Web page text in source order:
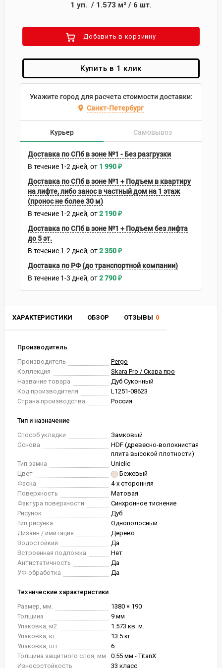
ХАРАКТЕРИСТИКИ ОБЗОР ОТЗЫВЫ 0
Производитель
Производитель
Pergo
Коллекция
Skara Pro / Скара про
Название товара
Дуб Суконный
Код производителя
L1251-08623
Страна производства
Россия
Тип и назначение
Способ укладки
Замковый
Основа
HDF (древесно-волокнистая
плита высокой плотности)
Тип замка
Uniclic
Цвет
Бежевый
Фаска
4-х сторонняя
Поверхность
Матовая
Фактура поверхности
Синхронное тиснение
Рисунок
Дуб
Тип рисунка
Однополосный
Дизайн / имитация
Дерево
Водостойкий
Да
Встроенная подложка
Нет
Антистатичность
Да
УФ-обработка
Да
Технические характеристики
Размер, мм.
1380 × 190
Толщина
9 мм
Упаковка, м2
1.573 кв. м.
Упаковка, кг.
13.5 кг
Упаковка, шт.
6
Толщина защитного слоя, мм
0.55 мм - TitanX
Износостойкость
33 класс
1 уп. / 1.573 м² / 6 шт.
Добавить в корзиину
Купить в 1 клик
Укажите город для расчета стоимости доставки:
Санкт-Петербург
Курьер Самовывоз
Доставка по СПб в зоне №1 - Без разгрузки
В течение 1-2 дней 1 990₽
Доставка по СПб в зоне №1 + Подъем в квартиру
на лифте, либо занос в частный дом на 1 этаж
(пронос не более 30 м)
В течение 1-2 дней 2 190₽
Доставка по СПб в зоне №1 + Подъем без лифта
до 5 эт.
В течение 1-2 дней 2 350₽
Доставка по РФ (до транспортной компании)
В течение 1-3 дней 2 790₽